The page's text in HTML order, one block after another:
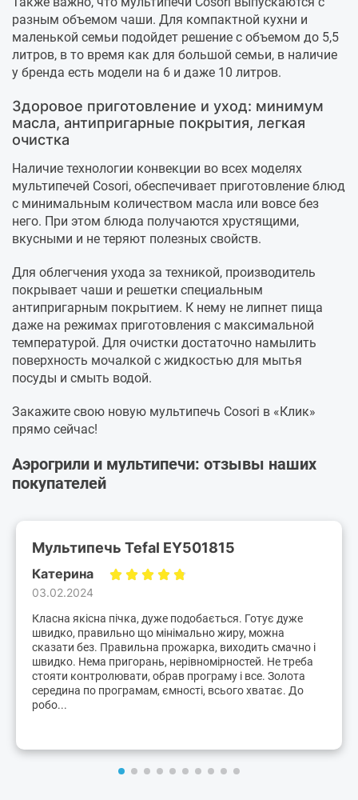
разным объемом чаши. Для компактной кухни и
маленькой семьи подойдет решение с объемом до 5,5
литров, в то время как для большой семьи, в наличие
у бренда есть модели на 6 и даже 10 литров.
Здоровое приготовление и уход: минимум
масла, антипригарные покрытия, легкая
очистка
Наличие технологии конвекции во всех моделях
мультипечей Cosori, обеспечивает приготовление блюд
с минимальным количеством масла или вовсе без
него. При этом блюда получаются хрустящими,
вкусными и не теряют полезных свойств.
Для облегчения ухода за техникой, производитель
покрывает чаши и решетки специальным
антипригарным покрытием. К нему не липнет пища
даже на режимах приготовления с максимальной
температурой. Для очистки достаточно намылить
поверхность мочалкой с жидкостью для мытья
посуды и смыть водой.
Закажите свою новую мультипечь Cosori в «Клик»
прямо сейчас!
Аэрогрили и мультипечи: отзывы наших
покупателей
Мультипечь Tefal EY501815
Катерина
03.02.2024
Класна якісна пічка, дуже подобається. Готує дуже
швидко, правильно що мінімально жиру, можна
сказати без. Правильна прожарка, виходить смачно і
швидко. Нема пригорань, нерівномірностей. Не треба
стояти контролювати, обрав програму і все. Золота
середина по програмам, ємності, всього хватає. До
робо...